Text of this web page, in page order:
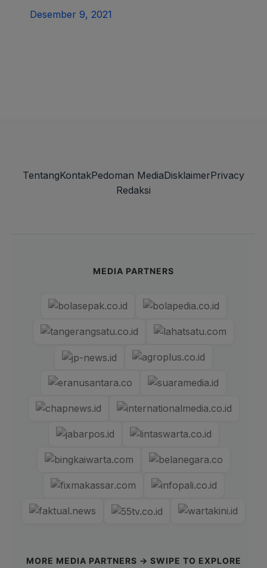
Desember 9, 2021
TentangKontakPedoman MediaDisklaimerPrivacy
Redaksi
MEDIA PARTNERS
MORE MEDIA PARTNERS → SWIPE TO EXPLORE